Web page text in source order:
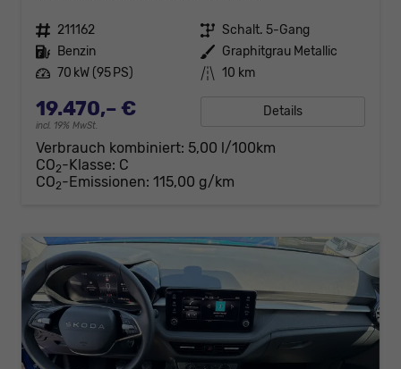
Fahrzeugnr. 211162 Getriebe Schalt. 5-Gang
Kraftstoff Benzin Außenfarbe Graphitgrau Metallic
Leistung 70 kW (95 PS) Kilometerstand 10 km
19.470,– €
incl. 19% MwSt.
Details
Verbrauch kombiniert: 5,00 l/100km
CO2-Klasse: C
CO2-Emissionen: 115,00 g/km